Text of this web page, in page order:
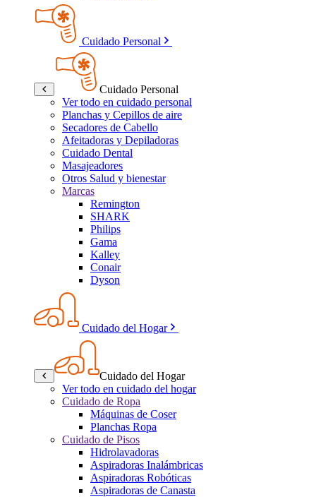
Cuidado Personal
Cuidado Personal
Ver todo en cuidado personal
Planchas y Cepillos de aire
Secadores de Cabello
Afeitadoras y Depiladoras
Cuidado Dental
Masajeadores
Otros Salud y bienestar
Marcas
Remington
SHARK
Philips
Gama
Kalley
Conair
Dyson
Cuidado del Hogar
Cuidado del Hogar
Ver todo en cuidado del hogar
Cuidado de Ropa
Máquinas de Coser
Planchas Ropa
Cuidado de Pisos
Hidrolavadoras
Aspiradoras Inalámbricas
Aspiradoras Robóticas
Aspiradoras de Canasta